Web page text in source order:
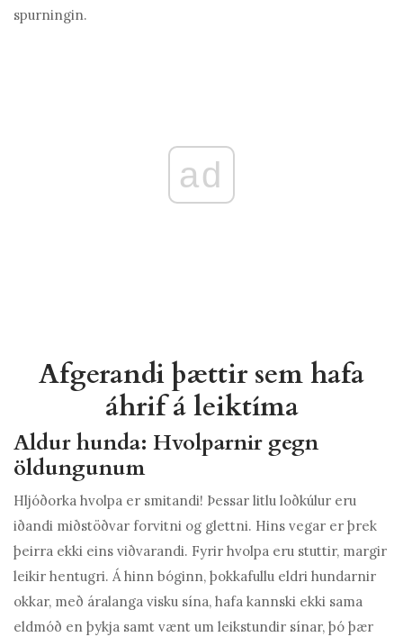
spurningin.
ad
Afgerandi þættir sem hafa
áhrif á leiktíma
Aldur hunda: Hvolparnir gegn
öldungunum
Hljóðorka hvolpa er smitandi! Þessar litlu loðkúlur eru
iðandi miðstöðvar forvitni og glettni. Hins vegar er þrek
þeirra ekki eins viðvarandi. Fyrir hvolpa eru stuttir, margir
leikir hentugri. Á hinn bóginn, þokkafullu eldri hundarnir
okkar, með áralanga visku sína, hafa kannski ekki sama
eldmóð en þykja samt vænt um leikstundir sínar, þó þær